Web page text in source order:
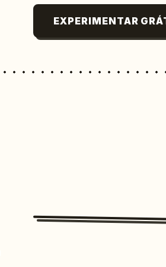
EXPERIMENTAR